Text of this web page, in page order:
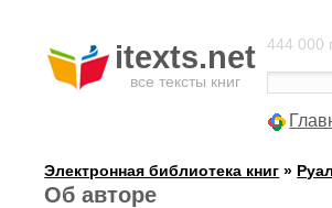
itexts.net
все тексты книг
444 000
Электронная библиотека книг »
Об авторе